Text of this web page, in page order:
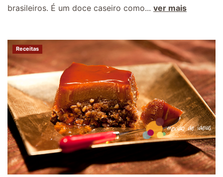
brasileiros. É um doce caseiro como... ver mais
Receitas